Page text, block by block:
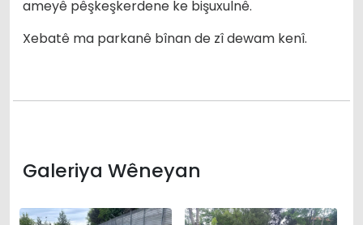
ameyê pêşkeşkerdene ke bişuxulnê.
Xebatê ma parkanê bînan de zî dewam kenî.
Galeriya Wêneyan